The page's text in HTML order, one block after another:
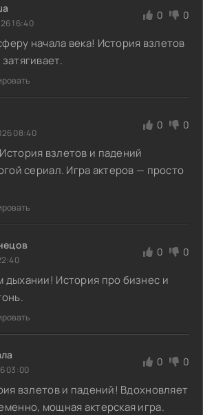
16:40
0 0
начала века! История взлетов
08:40
0 0
взлетов и падений
сериал. Игра актеров — просто
0 0
История про бизнес и
03:00
0 0
взлетов и падений! Вдохновляет
мощная актерская игра.